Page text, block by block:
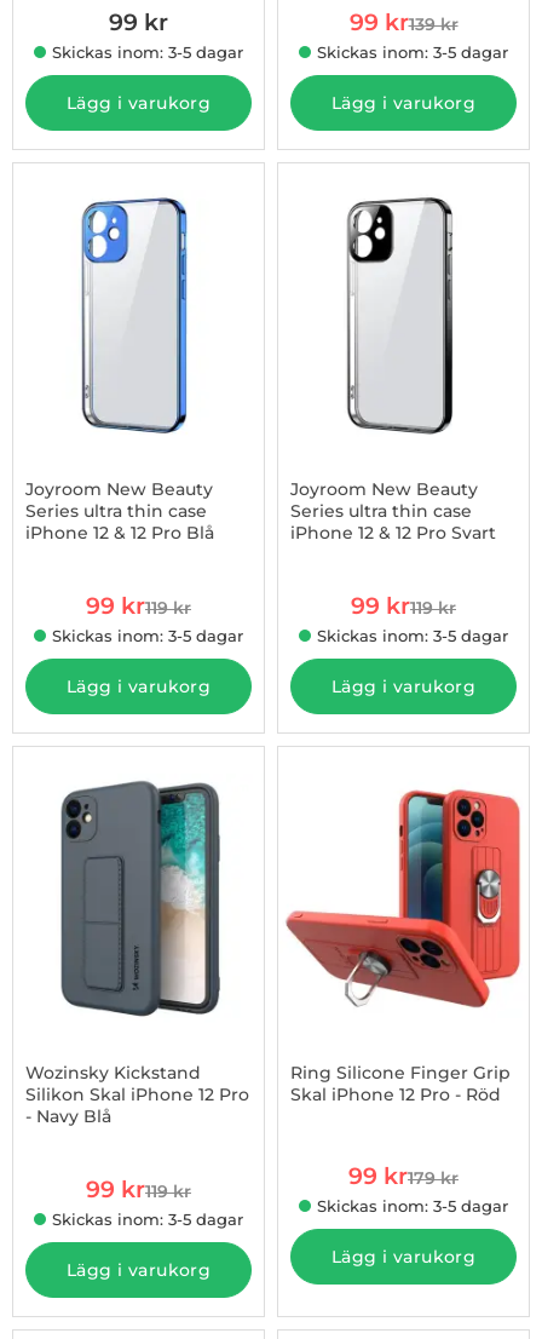
99 kr
Skickas inom: 3-5 dagar
Lägg i varukorg
rea pris
99 krtidigare pris
139 kr
Skickas inom: 3-5 dagar
Lägg i varukorg
-17%
Joyroom New Beauty
Series ultra thin case
iPhone 12 & 12 Pro Blå
rea pris
99 krtidigare pris
119 kr
Skickas inom: 3-5 dagar
Lägg i varukorg
Joyroom New Beauty
Series ultra thin case
iPhone 12 & 12 Pro Svart
rea pris
99 krtidigare pris
119 kr
Skickas inom: 3-5 dagar
Lägg i varukorg
Wozinsky Kickstand
Silikon Skal iPhone 12 Pro
- Navy Blå
rea pris
99 krtidigare pris
119 kr
Skickas inom: 3-5 dagar
Lägg i varukorg
Ring Silicone Finger Grip
Skal iPhone 12 Pro - Röd
rea pris
99 krtidigare pris
179 kr
Skickas inom: 3-5 dagar
Lägg i varukorg